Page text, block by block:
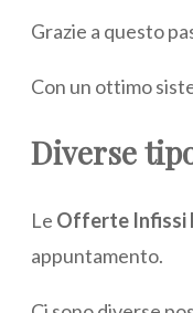
Grazie a questo
Con un ottimo
Diverse
Le Offerte Infissi
appuntamento.